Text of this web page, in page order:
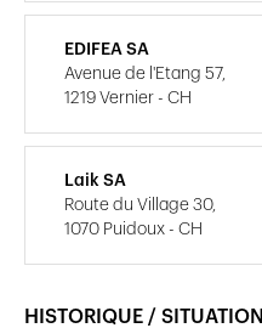
HISTORIQUE / SITUATION
EDIFEA SA
Avenue de l'Etang 57,
1219 Vernier - CH
Laik SA
Route du Village 30,
1070 Puidoux - CH